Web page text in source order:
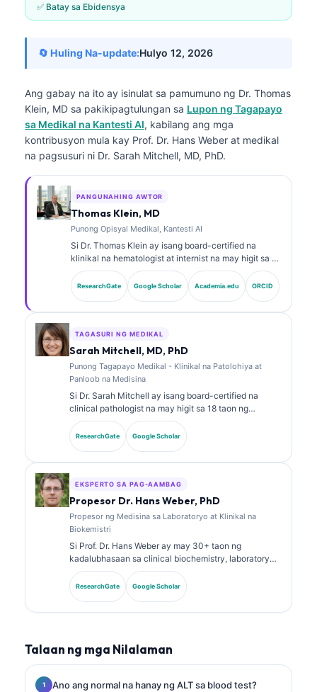
✅ Batay sa Ebidensya
🔄 Huling Na-update:Hulyo 12, 2026
Ang gabay na ito ay isinulat sa pamumuno ng Dr. Thomas
Klein, MD sa pakikipagtulungan sa Lupon ng Tagapayo
sa Medikal na Kantesti AI, kabilang ang mga
kontribusyon mula kay Prof. Dr. Hans Weber at medikal
na pagsusuri ni Dr. Sarah Mitchell, MD, PhD.
PANGUNAHING AWTOR
Thomas Klein, MD
Punong Opisyal Medikal, Kantesti AI
Si Dr. Thomas Klein ay isang board-certified na
klinikal na hematologist at internist na may higit sa 15
taon ng karanasan sa laboratoryong medisina at
pagsusuring klinikal na tinulungan ng AI. Bilang Chief
Medical Officer sa Kantesti AI, nagbibigay siya ng
malawakan nang naglathala sa interpretasyon ng
biomarker at mga diagnostic sa laboratoryo hinggil sa
ResearchGate Google Scholar Academia.edu ORCID
TAGASURI NG MEDIKAL
Sarah Mitchell, MD, PhD
Punong Tagapayo Medikal - Klinikal na Patolohiya at
Panloob na Medisina
Si Dr. Sarah Mitchell ay isang board-certified na
clinical pathologist na may higit sa 18 taon ng
karanasan sa laboratory medicine at diagnostic
analysis. May hawak siyang mga specialty
certification sa clinical chemistry at malawakan nang
ResearchGate Google Scholar
EKSPERTO SA PAG-AAMBAG
Propesor Dr. Hans Weber, PhD
Propesor ng Medisina sa Laboratoryo at Klinikal na
Biokemistri
Si Prof. Dr. Hans Weber ay may 30+ taon ng
kadalubhasaan sa clinical biochemistry, laboratory
medicine, at biomarker research. Dati siyang Pangulo
ng German Society for Clinical Chemistry, at
dalubhasa siya sa diagnostic panel analysis,
ResearchGate Google Scholar
Talaan ng mga Nilalaman
Ano ang normal na hanay ng ALT sa blood test?